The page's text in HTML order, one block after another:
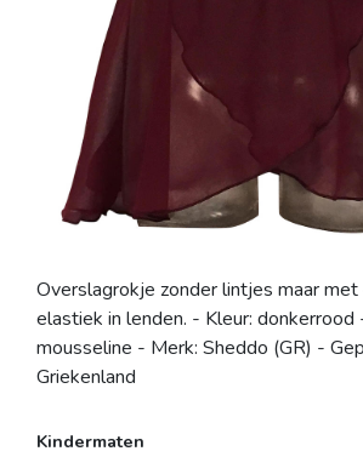
Overslagrokje zonder lintjes maar met
elastiek in lenden. - Kleur: donkerrood
mousseline - Merk: Sheddo (GR) -
Griekenland
Kindermaten